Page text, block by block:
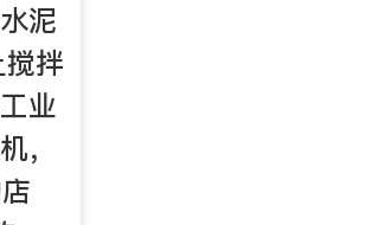
泥
拌
业
，